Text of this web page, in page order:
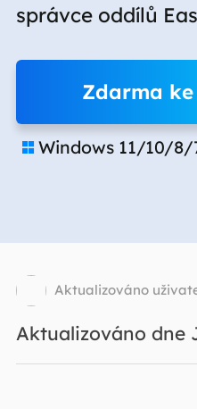
správce oddílů
Zdarma
 Windows 11/10/8/
Aktualizováno
Aktualizováno dne